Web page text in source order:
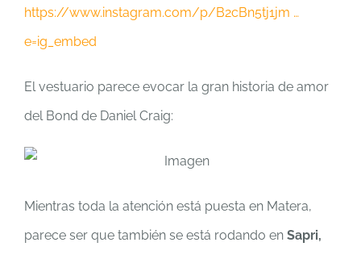
https://www.instagram.com/p/B2cBn5tj1jm …
e=ig_embed
El vestuario parece evocar la gran historia de amor
del Bond de Daniel Craig:
Mientras toda la atención está puesta en Matera,
parece ser que también se está rodando en Sapri,